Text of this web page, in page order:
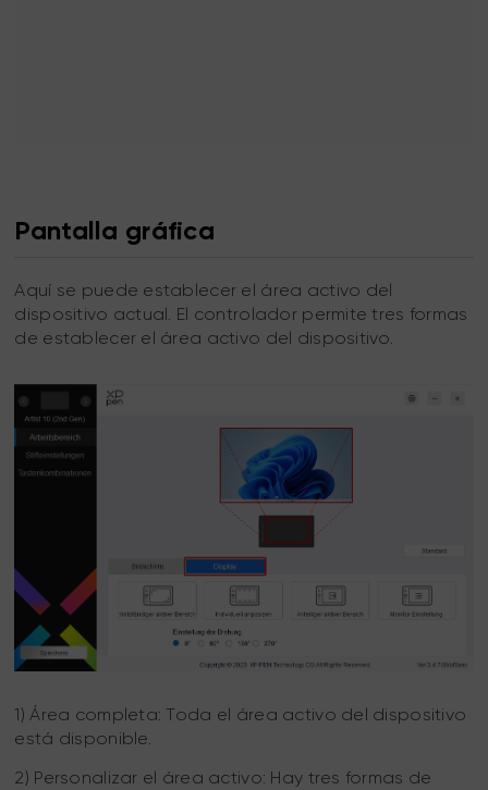
Pantalla gráfica
Aquí se puede establecer el área activo del
dispositivo actual. El controlador permite tres formas
de establecer el área activo del dispositivo.
1) Área completa: Toda el área activo del dispositivo
está disponible.
2) Personalizar el área activo: Hay tres formas de